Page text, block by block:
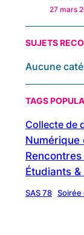
27 mars
SUJETS
Aucune
TAGS
Collecte de
Numérique
Étudiants
SAS 78 Soirée